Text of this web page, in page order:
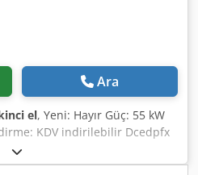
Ara
el, Yeni: Hayır Güç: 55 kW
KDV indirilebilir Dcedpfx